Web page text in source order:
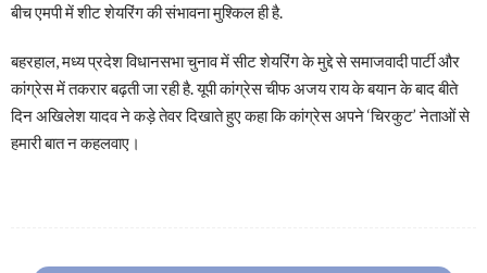
बीच एमपी में शीट शेयरिंग की संभावना मुश्किल ही है.
बहरहाल, मध्य प्रदेश विधानसभा चुनाव में सीट शेयरिंग के मुद्दे से समाजवादी पार्टी और
कांग्रेस में तकरार बढ़ती जा रही है. यूपी कांग्रेस चीफ अजय राय के बयान के बाद बीते
दिन अखिलेश यादव ने कड़े तेवर दिखाते हुए कहा कि कांग्रेस अपने ‘चिरकुट’ नेताओं से
हमारी बात न कहलवाए।